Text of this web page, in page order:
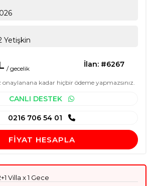
Yetişkin
/ gecelik İlan: #6267
kadar hiçbir ödeme yapmazsınız.
CANLI DESTEK
0216 706 54 01
FIYAT HESAPLA
Villa x 1 Gece